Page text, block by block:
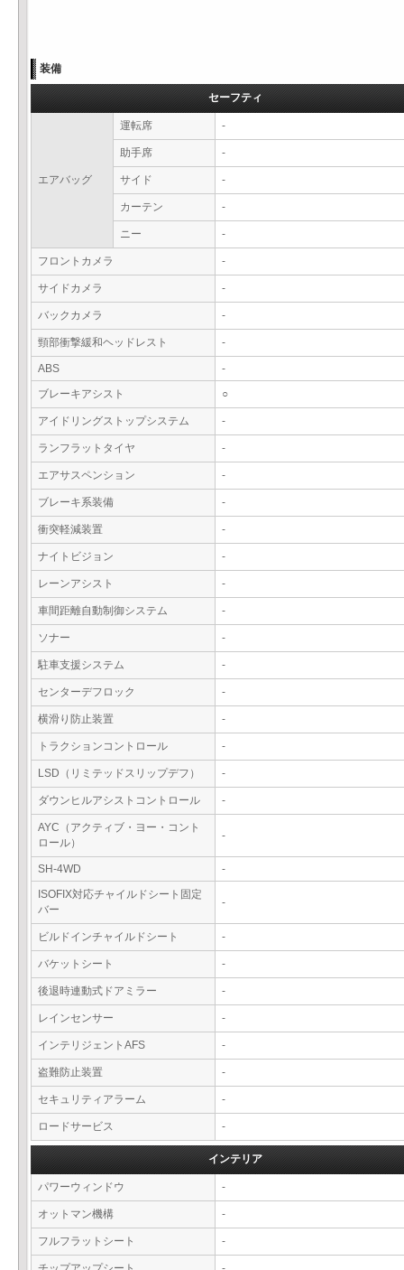
装備
セーフティ
エアバッグ
運転席 -
助手席 -
サイド -
カーテン -
ニー -
フロントカメラ -
サイドカメラ -
バックカメラ -
頸部衝撃緩和ヘッドレスト -
ABS
-
ブレーキアシスト
○
アイドリングストップシステム -
ランフラットタイヤ -
エアサスペンション -
ブレーキ系装備 -
衝突軽減装置 -
ナイトビジョン -
レーンアシスト -
車間距離自動制御システム -
ソナー -
駐車支援システム -
センターデフロック -
横滑り防止装置 -
トラクションコントロール -
LSD（リミテッドスリップデフ） -
ダウンヒルアシストコントロール -
AYC（アクティブ・ヨー・コント
ロール）
-
SH-4WD
-
ISOFIX対応チャイルドシート固定
バー
-
ビルドインチャイルドシート -
バケットシート -
後退時連動式ドアミラー -
レインセンサー -
インテリジェントAFS -
盗難防止装置 -
セキュリティアラーム -
ロードサービス -
インテリア
パワーウィンドウ -
オットマン機構 -
フルフラットシート -